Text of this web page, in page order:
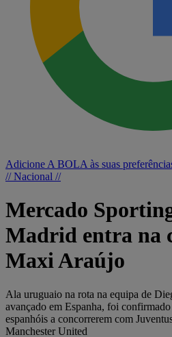
Adicione A BOLA às suas
// Nacional //
Mercado
Madrid entra na
Maxi Araújo
Ala uruguaio na rota na equipa de
avançado em Espanha, foi
espanhóis a concorrerem com
Manchester United